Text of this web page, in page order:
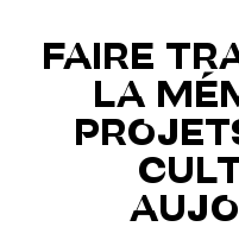
FAIRE
LA